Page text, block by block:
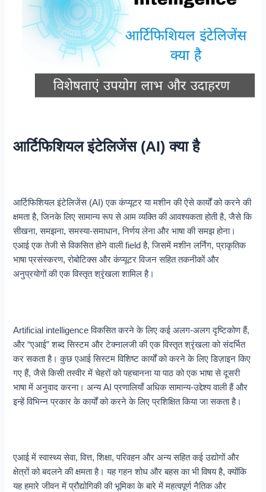
आर्टिफिशियल इंटेलिजेंस (AI) क्या है
आर्टिफिशियल इंटेलिजेंस (AI) एक कंप्यूटर या मशीन की ऐसे कार्यों को करने की
क्षमता है, जिनके लिए सामान्य रूप से आम व्यक्ति की आवश्यकता होती है, जैसे कि
सीखना, समझना, समस्या-समाधान, निर्णय लेना और भाषा की समझ होना।
एआई एक तेजी से विकसित होने वाली field है, जिसमें मशीन लर्निंग, प्राकृतिक
भाषा प्रसंस्करण, रोबोटिक्स और कंप्यूटर विजन सहित तकनीकों और
अनुप्रयोगों की एक विस्तृत श्रृंखला शामिल है।
Artificial intelligence विकसित करने के लिए कई अलग-अलग दृष्टिकोण हैं,
और “एआई” शब्द सिस्टम और टेक्नालजी की एक विस्तृत श्रृंखला को संदर्भित
कर सकता है। कुछ एआई सिस्टम विशिष्ट कार्यों को करने के लिए डिज़ाइन किए
गए हैं, जैसे किसी तस्वीर में चेहरों को पहचानना या पाठ को एक भाषा से दूसरी
भाषा में अनुवाद करना। अन्य AI प्रणालियाँ अधिक सामान्य-उद्देश्य वाली हैं और
इन्हें विभिन्न प्रकार के कार्यों को करने के लिए प्रशिक्षित किया जा सकता है।
एआई में स्वास्थ्य सेवा, वित्त, शिक्षा, परिवहन और अन्य सहित कई उद्योगों और
क्षेत्रों को बदलने की क्षमता है। यह गहन शोध और बहस का भी विषय है, क्योंकि
यह हमारे जीवन में प्रौद्योगिकी की भूमिका के बारे में महत्वपूर्ण नैतिक और